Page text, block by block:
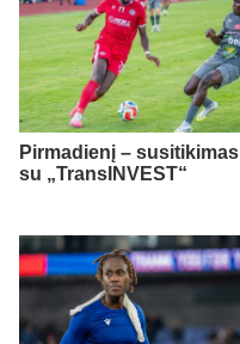
Pirmadienį – susitikimas
su „TransINVEST“